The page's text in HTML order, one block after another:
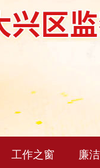
工作之窗 廉